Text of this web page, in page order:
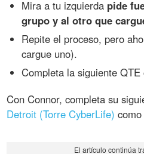
Mira a tu izquierda pide
grupo y al otro que
Repite el proceso, pero
cargue uno).
Completa la siguiente QTE
Con Connor, completa su
Detroit (Torre CyberLife)